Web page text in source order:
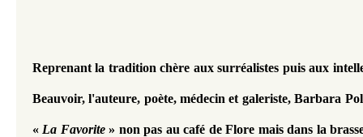
Reprenant la tradition chère aux surréalistes puis aux
Beauvoir, l'auteure, poète, médecin et galeriste, Barbara
« La Favorite » non pas au café de Flore mais dans la